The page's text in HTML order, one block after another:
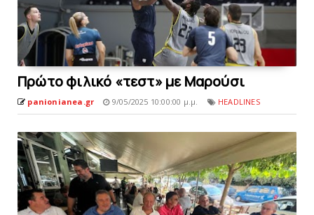
Πρώτο φιλικό «τεστ» με Mαρούσι
panionianea.gr 9/05/2025 10:00:00 μ.μ. HEADLINES